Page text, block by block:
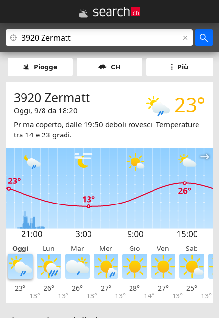
Piogge CH Più
23°
3920 Zermatt
Oggi, 9/8 da 18:20
Prima coperto, dalle 19:50 deboli rovesci. Temperature
tra 14 e 23 gradi.
Oggi Lun Mar Mer Gio Ven Sab
23°
13°
26°
13°
26°
13°
27°
13°
28°
14°
27°
13°
25°
13°